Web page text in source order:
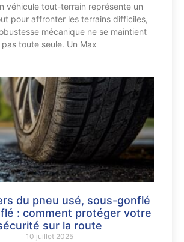
véhicule tout-terrain représente un
pour affronter les terrains difficiles,
mécanique ne se maintient
pas toute seule. Un Max
du pneu usé, sous-gonflé
: comment protéger votre
sur la route
10 juillet 2025